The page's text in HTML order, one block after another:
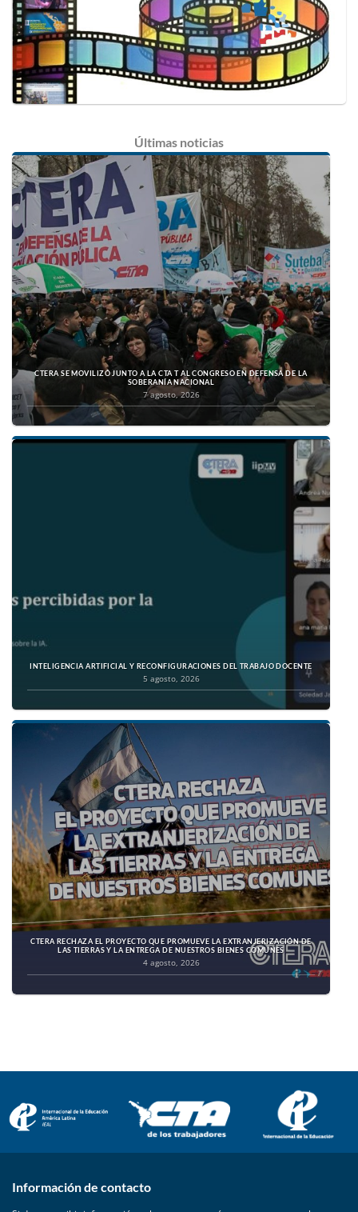
Últimas noticias
CTERA SE MOVILIZÓ JUNTO A LA CTA T AL CONGRESO EN DEFENSA DE LA
SOBERANÍA NACIONAL
7 agosto, 2026
INTELIGENCIA ARTIFICIAL Y RECONFIGURACIONES DEL TRABAJO DOCENTE
5 agosto, 2026
CTERA RECHAZA EL PROYECTO QUE PROMUEVE LA EXTRANJERIZACIÓN DE
LAS TIERRAS Y LA ENTREGA DE NUESTROS BIENES COMUNES
4 agosto, 2026
Información de contacto